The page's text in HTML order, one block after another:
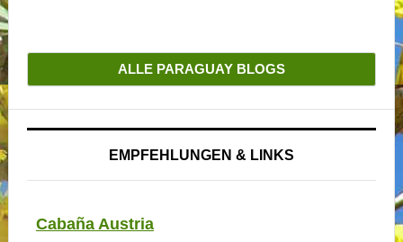
ALLE PARAGUAY BLOGS
EMPFEHLUNGEN & LINKS
Cabaña Austria